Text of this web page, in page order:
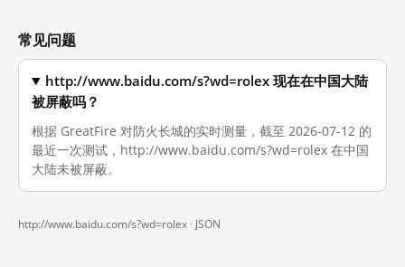
常见问题
http://www.baidu.com/s?wd=rolex 现在在中国大陆
被屏蔽吗？
根据 GreatFire 对防火长城的实时测量，截至 2026-07-12 的
最近一次测试，http://www.baidu.com/s?wd=rolex 在中国
大陆未被屏蔽。
http://www.baidu.com/s?wd=rolex · JSON